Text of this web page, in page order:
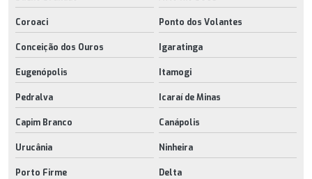
Coroaci Ponto dos Volantes
Conceição dos Ouros Igaratinga
Eugenópolis Itamogi
Pedralva Icaraí de Minas
Capim Branco Canápolis
Urucânia Ninheira
Porto Firme Delta